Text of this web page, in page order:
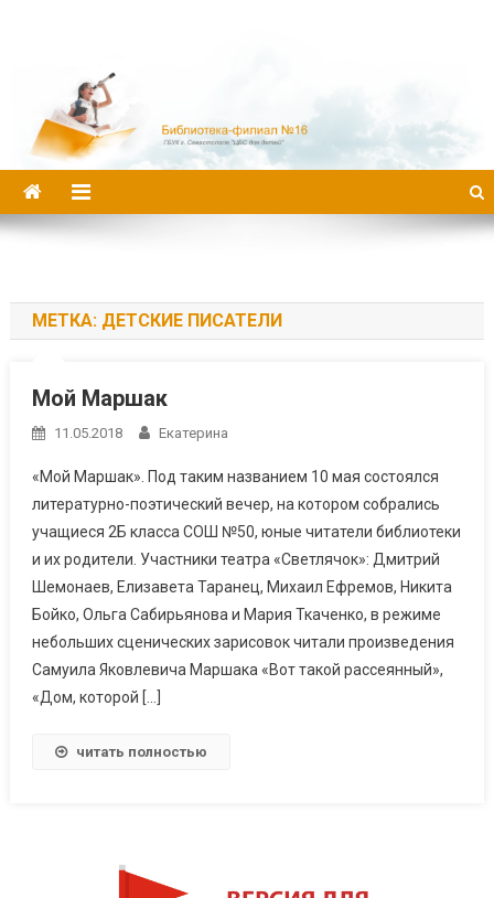
МЕТКА: ДЕТСКИЕ ПИСАТЕЛИ
Мой Маршак
11.05.2018 Екатерина
«Мой Маршак». Под таким названием 10 мая состоялся
литературно-поэтический вечер, на котором собрались
учащиеся 2Б класса СОШ №50, юные читатели библиотеки
и их родители. Участники театра «Светлячок»: Дмитрий
Шемонаев, Елизавета Таранец, Михаил Ефремов, Никита
Бойко, Ольга Сабирьянова и Мария Ткаченко, в режиме
небольших сценических зарисовок читали произведения
Самуила Яковлевича Маршака «Вот такой рассеянный»,
«Дом, которой […]
читать полностью